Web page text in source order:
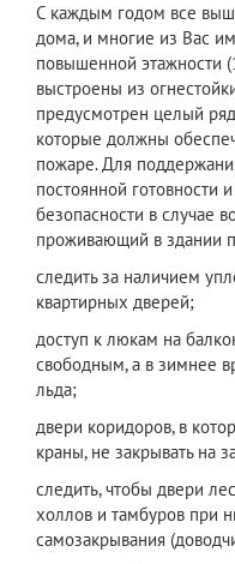
С каждым годом все
дома, и многие из Вас
повышенной этажности
выстроены из
предусмотрен целый
которые должны
пожаре. Для
постоянной готовности
безопасности в случае
проживающий в здании
следить за наличием
квартирных дверей;
доступ к люкам на
свободным, а в зимнее
льда;
двери коридоров, в
краны, не закрывать на
следить, чтобы двери
холлов и тамбуров при
самозакрывания